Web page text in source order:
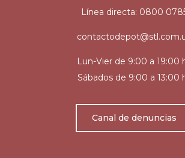
Línea directa: 0800
Lun-Vier de 9:00 a 19:00
Sábados de 9:00 a 13:00
Canal de denuncias